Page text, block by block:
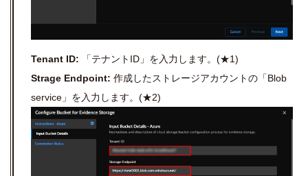
Tenant ID: 「テナントID 」 を入力します。(★1)
Strage Endpoint: 作成したストレージアカウントの「Blob
service 」 を入力します。 (★2)